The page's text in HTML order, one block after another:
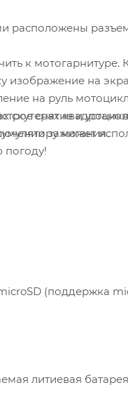
расположены
Кроме того в
изображение на
на руль
снятие и
зажигания.
может
в любую погоду!
(поддержка
литиевая батарея